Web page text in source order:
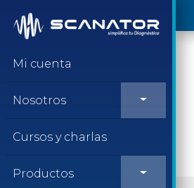
Saltar al contenido
Mi cuenta
Nosotros
Cursos y charlas
Productos